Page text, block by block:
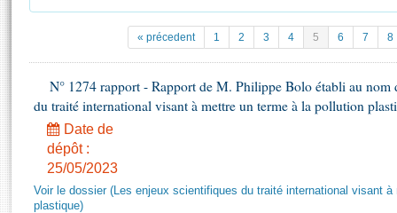
Documents parlementaires
Propositions de loi
Amendements
Textes adoptés
Rapports d'information
Rapports d'enquête
Histoire
Juniors
Anciennes législatures
Liens vers les sites publics
Photos libres de droit
« précedent 1 2 3 4 5 6 7 8
N° 1274 rapport - Rapport de M. Philippe Bolo établi au
du traité international visant à mettre un terme à la pollution
Date de
dépôt :
25/05/2023
Voir le dossier (Les enjeux scientifiques du traité international visant
plastique)